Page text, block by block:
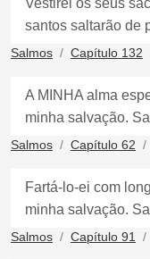
Vestirei os seus
santos saltarão de
Salmos Capítulo 132
A MINHA alma
minha salvação.
Salmos Capítulo 62
Fartá-lo-ei com
minha salvação.
Salmos Capítulo 91